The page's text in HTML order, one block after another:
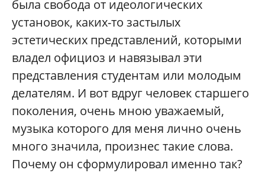
была свобода от идеологических
установок, каких-то застылых
эстетических представлений, которыми
владел официоз и навязывал эти
представления студентам или молодым
делателям. И вот вдруг человек старшего
поколения, очень мною уважаемый,
музыка которого для меня лично очень
много значила, произнес такие слова.
Почему он сформулировал именно так?